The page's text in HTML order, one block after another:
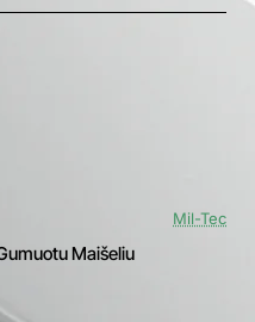
Mil-Tec
Maišeliu